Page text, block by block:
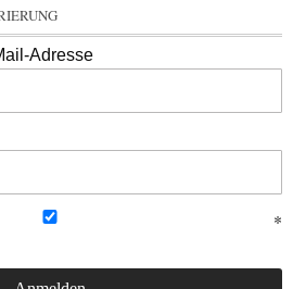
Adresse